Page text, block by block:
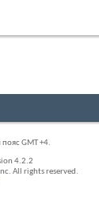
пояс GMT +4.
4.2.2
All rights reserved.